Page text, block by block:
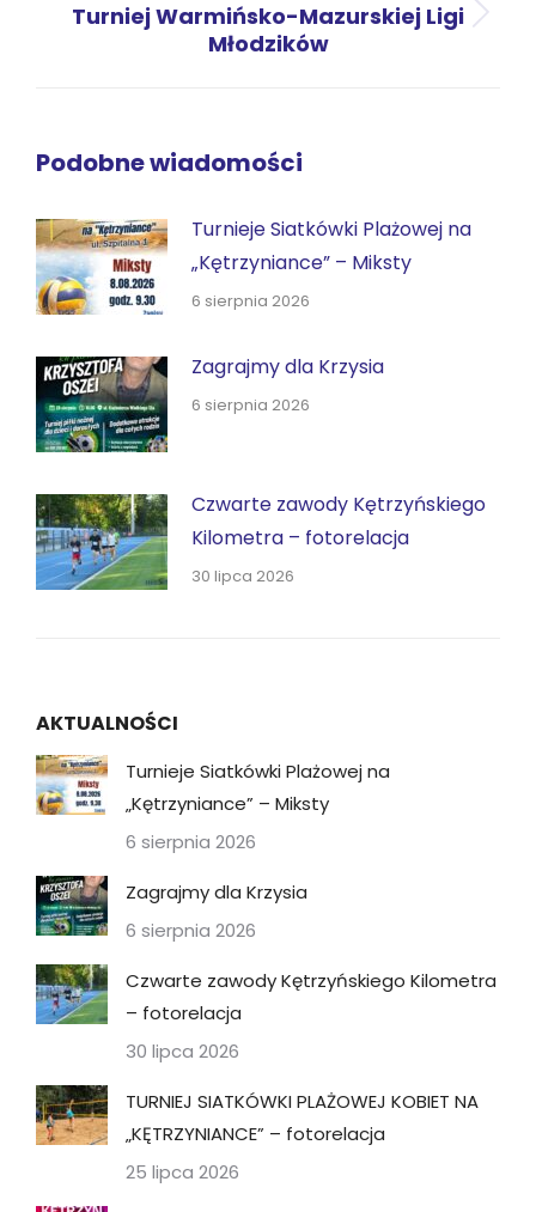
Następny
wpis:
Turniej Warmińsko-Mazurskiej Ligi
Młodzików
Podobne wiadomości
Turnieje Siatkówki Plażowej na
„Kętrzyniance” – Miksty
6 sierpnia 2026
Zagrajmy dla Krzysia
6 sierpnia 2026
Czwarte zawody Kętrzyńskiego
Kilometra – fotorelacja
30 lipca 2026
AKTUALNOŚCI
Turnieje Siatkówki Plażowej na
„Kętrzyniance” – Miksty
6 sierpnia 2026
Zagrajmy dla Krzysia
6 sierpnia 2026
Czwarte zawody Kętrzyńskiego Kilometra
– fotorelacja
30 lipca 2026
TURNIEJ SIATKÓWKI PLAŻOWEJ KOBIET NA
„KĘTRZYNIANCE” – fotorelacja
25 lipca 2026